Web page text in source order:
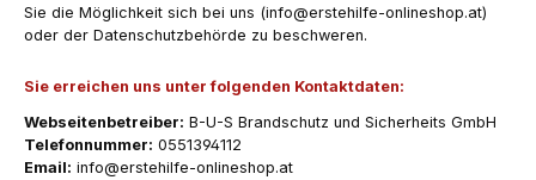
Sie die Möglichkeit sich bei uns (info@erstehilfe-onlineshop.at)
oder der Datenschutzbehörde zu beschweren.
Sie erreichen uns unter folgenden Kontaktdaten:
Webseitenbetreiber: B-U-S Brandschutz und Sicherheits GmbH
Telefonnummer: 0551394112
Email: info@erstehilfe-onlineshop.at